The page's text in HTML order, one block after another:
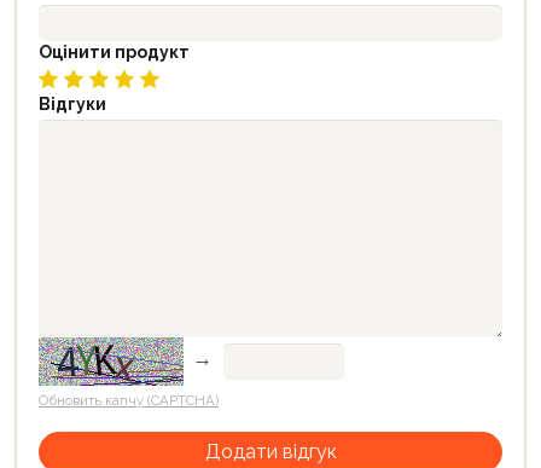
Оцінити продукт
Відгуки
→
Обновить капчу (CAPTCHA)